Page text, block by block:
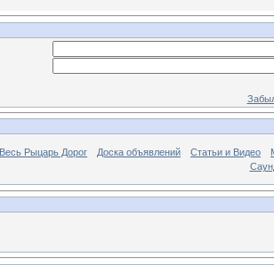
Весь Рыцарь Дорог Доска объявлений Статьи и Видео